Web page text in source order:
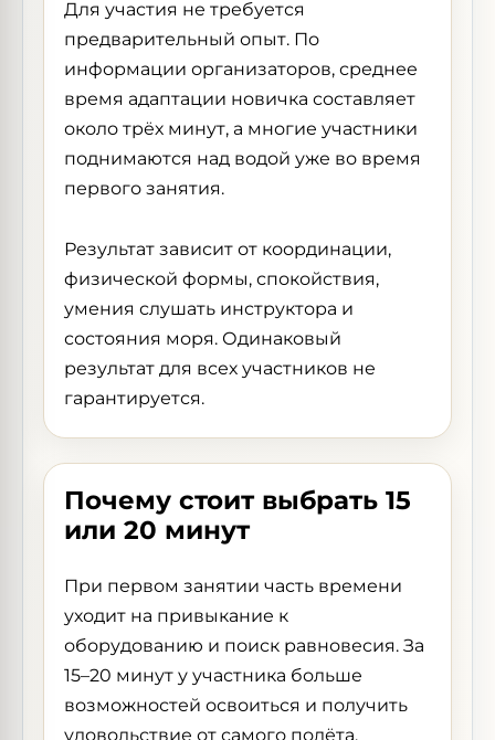
Для участия не требуется
предварительный опыт. По
информации организаторов, среднее
время адаптации новичка составляет
около трёх минут, а многие участники
поднимаются над водой уже во время
первого занятия.
Результат зависит от координации,
физической формы, спокойствия,
умения слушать инструктора и
состояния моря. Одинаковый
результат для всех участников не
гарантируется.
Почему стоит выбрать 15
или 20 минут
При первом занятии часть времени
уходит на привыкание к
оборудованию и поиск равновесия. За
15–20 минут у участника больше
возможностей освоиться и получить
удовольствие от самого полёта.